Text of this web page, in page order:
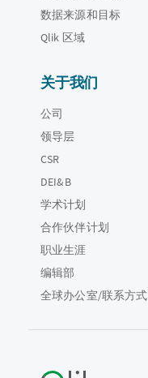
数据来源和目标
Qlik 区域
关于我们
公司
领导层
CSR
DEI&B
学术计划
合作伙伴计划
职业生涯
编辑部
全球办公室/联系方式